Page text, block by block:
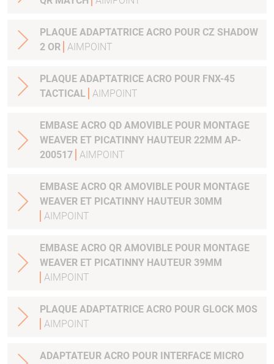
PLAQUE ADAPTATRICE ACRO POUR CZ SHADOW
2 OR AIMPOINT
PLAQUE ADAPTATRICE ACRO POUR FNX-45
TACTICAL
AIMPOINT
EMBASE ACRO QD AMOVIBLE POUR MONTAGE
WEAVER ET PICATINNY HAUTEUR 22MM AP-
200517 AIMPOINT
EMBASE ACRO QR AMOVIBLE POUR MONTAGE
WEAVER ET PICATINNY HAUTEUR 30MM
AIMPOINT
EMBASE ACRO QR AMOVIBLE POUR MONTAGE
WEAVER ET PICATINNY HAUTEUR 39MM
AIMPOINT
PLAQUE ADAPTATRICE ACRO POUR GLOCK MOS
AIMPOINT
ADAPTATEUR ACRO POUR INTERFACE MICRO